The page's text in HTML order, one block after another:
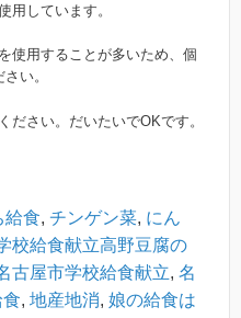
用しています。
使用することが多いため、個
い。
ださい。だいたいでOKです。
給食, チンゲン菜, にん
校給食献立高野豆腐の
古屋市学校給食献立, 名
, 地産地消, 娘の給食は